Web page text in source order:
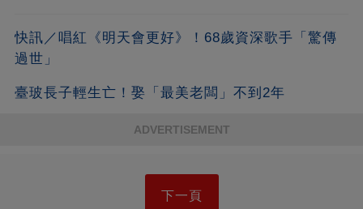
快訊／唱紅《明天會更好》！68歲資深歌手「驚傳
過世」
臺玻長子輕生亡！娶「最美老闆」不到2年
ADVERTISEMENT
下一頁